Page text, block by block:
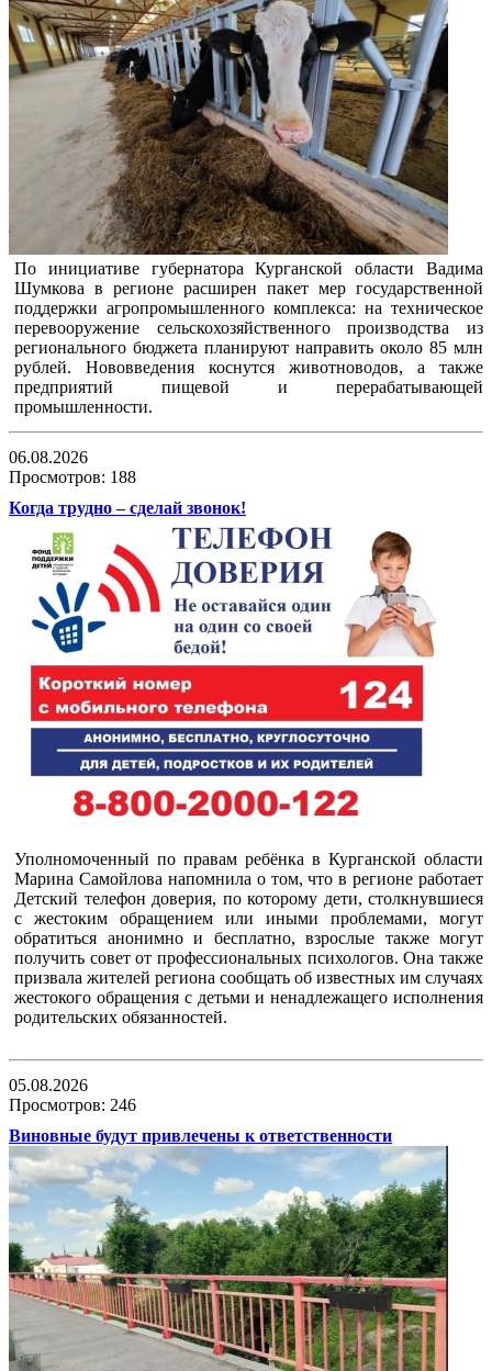
По инициативе губернатора Курганской области Вадима
Шумкова в регионе расширен пакет мер государственной
поддержки агропромышленного комплекса: на техническое
перевооружение сельскохозяйственного производства из
регионального бюджета планируют направить около 85 млн
рублей. Нововведения коснутся животноводов, а также
предприятий пищевой и перерабатывающей
промышленности.
06.08.2026
Просмотров: 188
Когда трудно – сделай звонок!
Уполномоченный по правам ребёнка в Курганской области
Марина Самойлова напомнила о том, что в регионе работает
Детский телефон доверия, по которому дети, столкнувшиеся
с жестоким обращением или иными проблемами, могут
обратиться анонимно и бесплатно, взрослые также могут
получить совет от профессиональных психологов. Она также
призвала жителей региона сообщать об известных им случаях
жестокого обращения с детьми и ненадлежащего исполнения
родительских обязанностей.
05.08.2026
Просмотров: 246
Виновные будут привлечены к ответственности